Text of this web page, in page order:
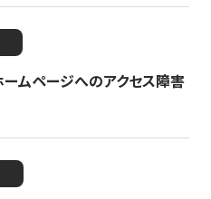
ムページへのアクセス障害